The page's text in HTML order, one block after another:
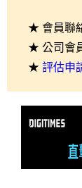
★ 會員聯
★ 公司會
★ 評估申